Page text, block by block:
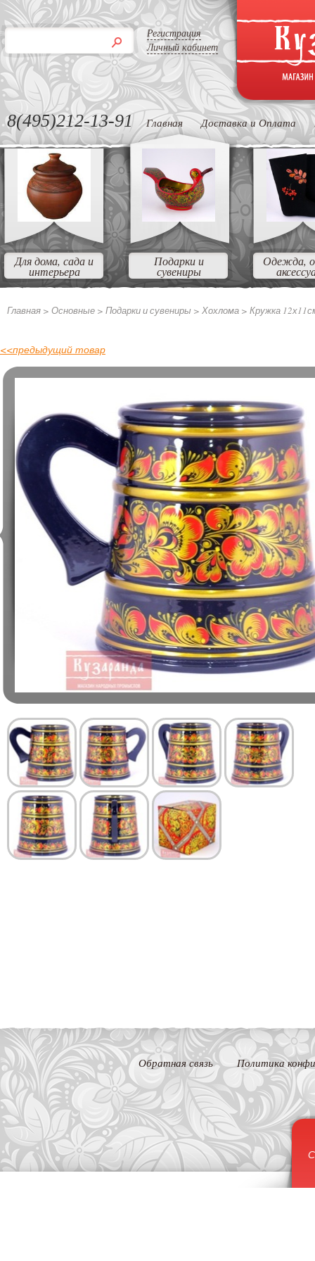
Регистрация
Личный кабинет
8(495)212-13-91 Главная Доставка и Оплата
Для дома, сада и
интерьера
Подарки и
сувениры
Одежда,
Главная > Основные > Подарки и сувениры > Хохлома > Кружка
<<предыдущий товар
Обратная связь Политика